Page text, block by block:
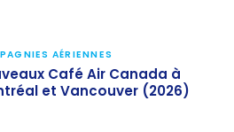
AÉRIENNES
Café Air Canada à
et Vancouver (2026)